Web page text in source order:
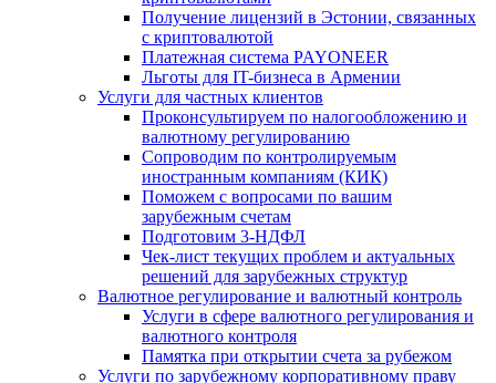
Получение лицензий в Эстонии, связанных
с криптовалютой
Платежная система PAYONEER
Льготы для IT-бизнеса в Армении
Услуги для частных клиентов
Проконсультируем по налогообложению и
валютному регулированию
Сопроводим по контролируемым
иностранным компаниям (КИК)
Поможем с вопросами по вашим
зарубежным счетам
Подготовим 3-НДФЛ
Чек-лист текущих проблем и актуальных
решений для зарубежных структур
Валютное регулирование и валютный контроль
Услуги в сфере валютного регулирования и
валютного контроля
Памятка при открытии счета за рубежом
Услуги по зарубежному корпоративному праву